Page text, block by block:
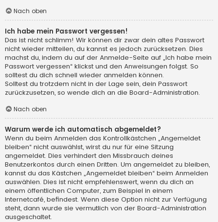
Nach oben
Ich habe mein Passwort vergessen!
Das ist nicht schlimm! Wir können dir zwar dein altes Passwort
nicht wieder mitteilen, du kannst es jedoch zurücksetzen. Dies
machst du, indem du auf der Anmelde-Seite auf „Ich habe mein
Passwort vergessen“ klickst und den Anweisungen folgst. So
solltest du dich schnell wieder anmelden können.
Solltest du trotzdem nicht in der Lage sein, dein Passwort
zurückzusetzen, so wende dich an die Board-Administration.
Nach oben
Warum werde ich automatisch abgemeldet?
Wenn du beim Anmelden das Kontrollkästchen „Angemeldet
bleiben“ nicht auswählst, wirst du nur für eine Sitzung
angemeldet. Dies verhindert den Missbrauch deines
Benutzerkontos durch einen Dritten. Um angemeldet zu bleiben,
kannst du das Kästchen „Angemeldet bleiben“ beim Anmelden
auswählen. Dies ist nicht empfehlenswert, wenn du dich an
einem öffentlichen Computer, zum Beispiel in einem
Internetcafé, befindest. Wenn diese Option nicht zur Verfügung
steht, dann wurde sie vermutlich von der Board-Administration
ausgeschaltet.